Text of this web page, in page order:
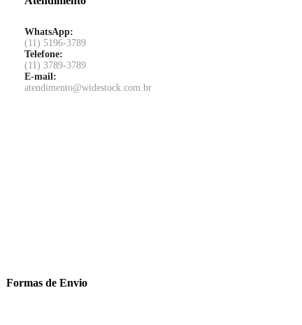
WhatsApp:
(11) 5196-3789
Telefone:
(11) 3789-3789
E-mail:
atendimento@widestock.com.br
Formas de Envio